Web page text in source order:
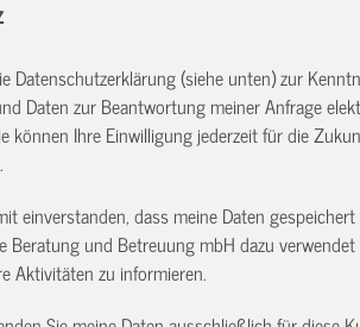
Datenschutzerklärung (siehe unten) zur
Daten zur Beantwortung meiner Anfrage
können Ihre Einwilligung jederzeit für die
einverstanden, dass meine Daten
Beratung und Betreuung mbH dazu
Aktivitäten zu informieren.